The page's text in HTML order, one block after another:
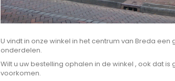
U vindt in onze winkel in het centrum van Breda
onderdelen.
Wilt u uw bestelling ophalen in de winkel , ook dat
voorkomen.